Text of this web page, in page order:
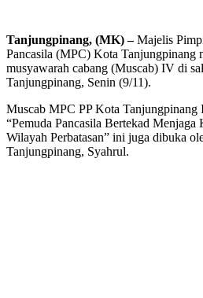
Tanjungpinang, (MK) –Majelis
Pancasila (MPC) Kota Tanjungpinang
musyawarah cabang (Muscab) IV di
Tanjungpinang, Senin (9/11).
Muscab MPC PP Kota Tanjungpinang
“Pemuda Pancasila Bertekad
Wilayah Perbatasan” ini juga dibuka
Tanjungpinang, Syahrul.